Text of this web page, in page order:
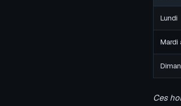
Lundi
Mardi
Ces